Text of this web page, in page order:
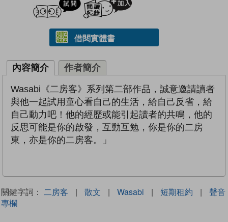
借閱實體書
內容簡介 作者簡介
Wasabi《二房客》系列第二部作品，誠意邀請讀者
與他一起試用童心看自己的生活，給自己反省，給
自己動力吧！他的經歷或能引起讀者的共鳴，他的
反思可能是你的啟發，互動互勉，你是你的二房
東，亦是你的二房客。」
關鍵字詞： 二房客 | 散文 | Wasabi | 短期租約 |
聲音
專欄